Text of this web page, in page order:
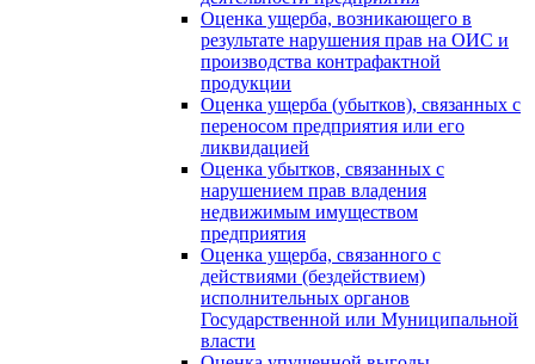
Оценка ущерба, возникающего в
результате нарушения прав на ОИС и
производства контрафактной
продукции
Оценка ущерба (убытков), связанных с
переносом предприятия или его
ликвидацией
Оценка убытков, связанных с
нарушением прав владения
недвижимым имуществом
предприятия
Оценка ущерба, связанного с
действиями (бездействием)
исполнительных органов
Государственной или Муниципальной
власти